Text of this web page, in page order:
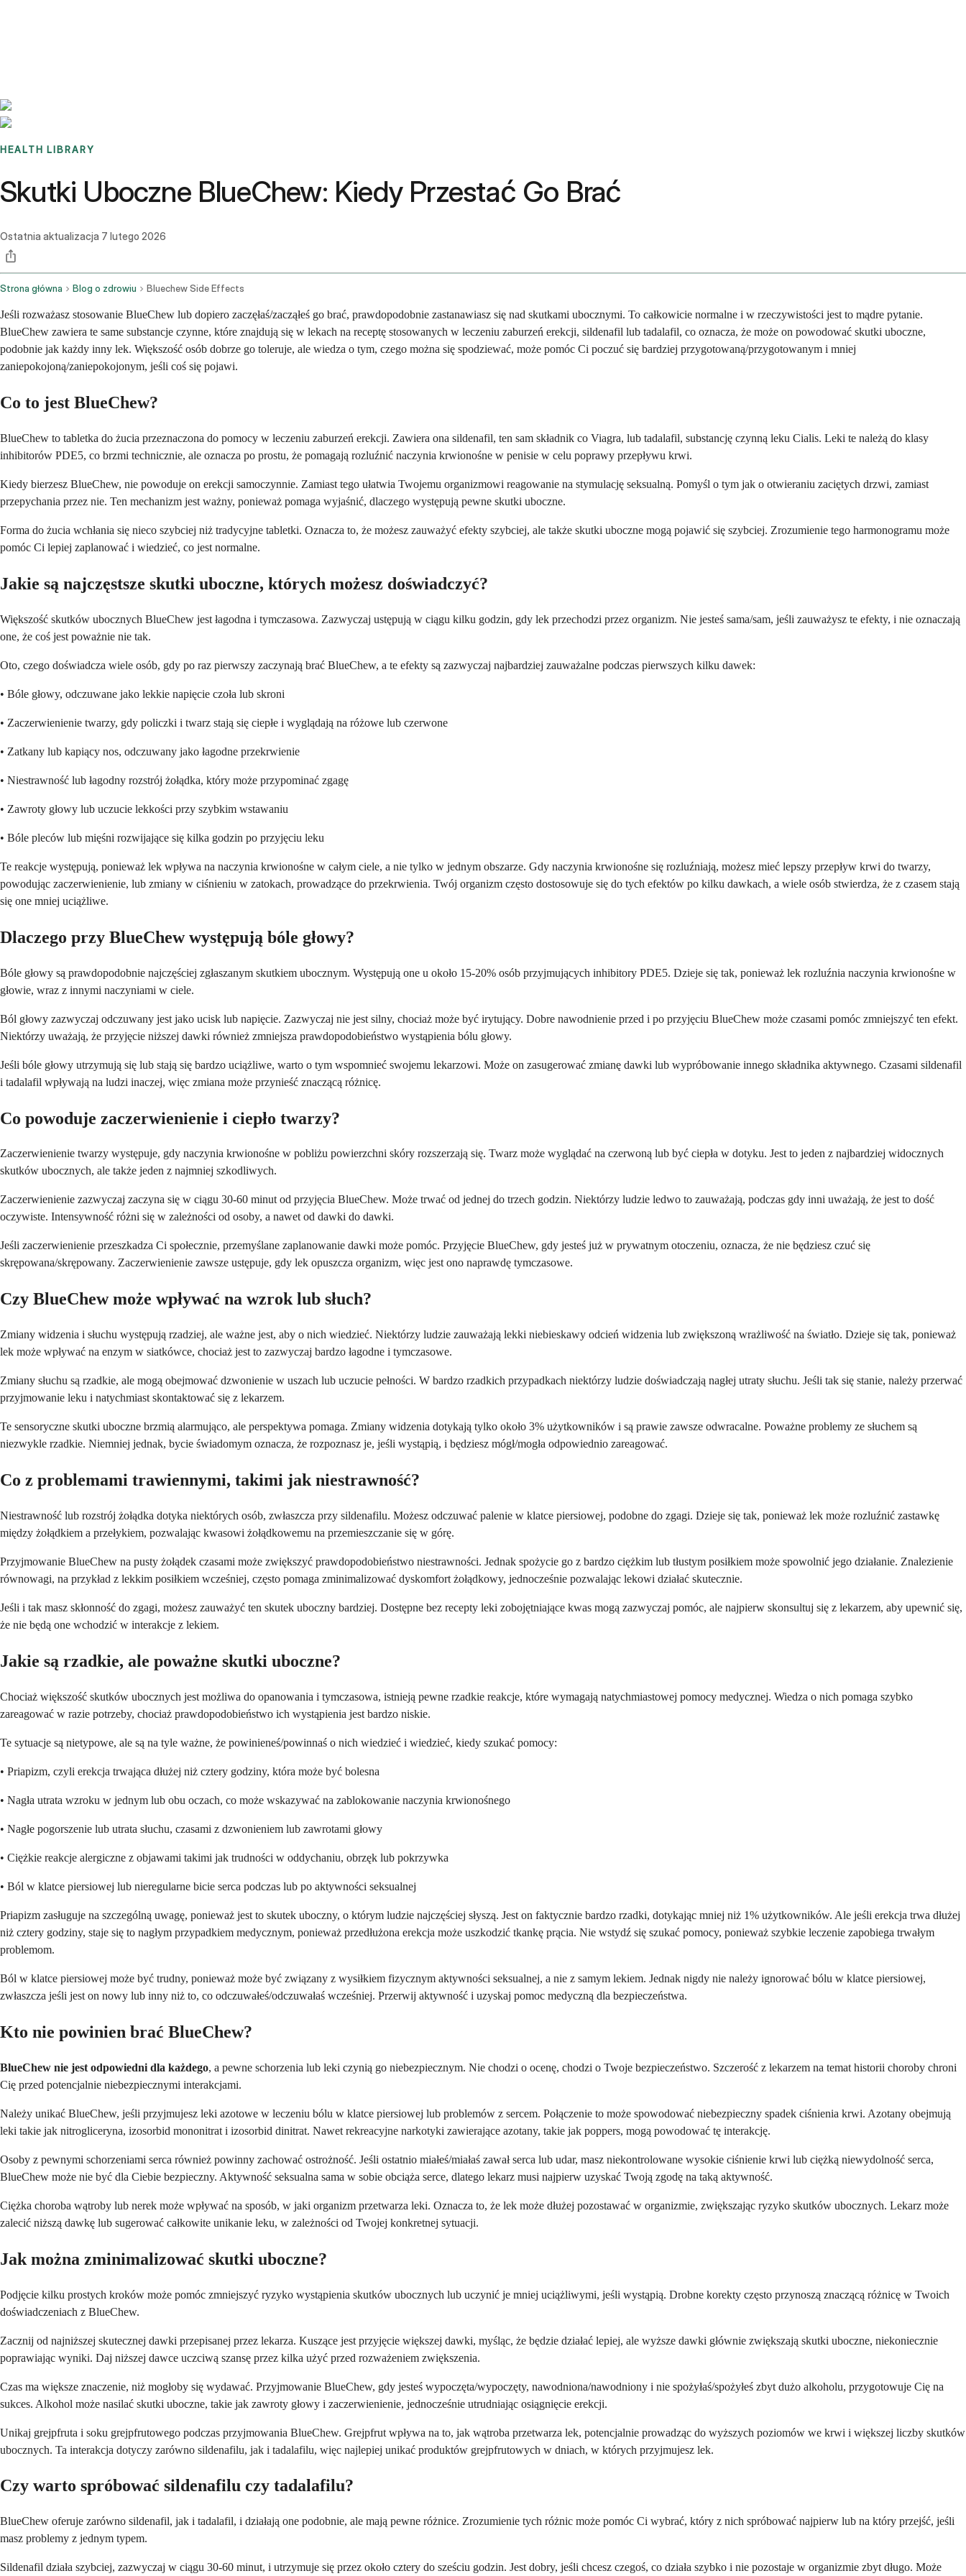
HEALTH LIBRARY
Skutki Uboczne BlueChew: Kiedy Przestać Go Brać
Ostatnia aktualizacja 7 lutego 2026
Strona główna Blog o zdrowiu Bluechew Side Effects
Jeśli rozważasz stosowanie BlueChew lub dopiero zaczęłaś/zacząłeś go brać, prawdopodobnie zastanawiasz się nad skutkami ubocznymi. To całkowicie normalne i w rzeczywistości jest to mądre pytanie.
BlueChew zawiera te same substancje czynne, które znajdują się w lekach na receptę stosowanych w leczeniu zaburzeń erekcji, sildenafil lub tadalafil, co oznacza, że ​​może on powodować skutki uboczne,
podobnie jak każdy inny lek. Większość osób dobrze go toleruje, ale wiedza o tym, czego można się spodziewać, może pomóc Ci poczuć się bardziej przygotowaną/przygotowanym i mniej
zaniepokojoną/zaniepokojonym, jeśli coś się pojawi.
Co to jest BlueChew?
BlueChew to tabletka do żucia przeznaczona do pomocy w leczeniu zaburzeń erekcji. Zawiera ona sildenafil, ten sam składnik co Viagra, lub tadalafil, substancję czynną leku Cialis. Leki te należą do klasy
inhibitorów PDE5, co brzmi technicznie, ale oznacza po prostu, że pomagają rozluźnić naczynia krwionośne w penisie w celu poprawy przepływu krwi.
Kiedy bierzesz BlueChew, nie powoduje on erekcji samoczynnie. Zamiast tego ułatwia Twojemu organizmowi reagowanie na stymulację seksualną. Pomyśl o tym jak o otwieraniu zaciętych drzwi, zamiast
przepychania przez nie. Ten mechanizm jest ważny, ponieważ pomaga wyjaśnić, dlaczego występują pewne skutki uboczne.
Forma do żucia wchłania się nieco szybciej niż tradycyjne tabletki. Oznacza to, że możesz zauważyć efekty szybciej, ale także skutki uboczne mogą pojawić się szybciej. Zrozumienie tego harmonogramu może
pomóc Ci lepiej zaplanować i wiedzieć, co jest normalne.
Jakie są najczęstsze skutki uboczne, których możesz doświadczyć?
Większość skutków ubocznych BlueChew jest łagodna i tymczasowa. Zazwyczaj ustępują w ciągu kilku godzin, gdy lek przechodzi przez organizm. Nie jesteś sama/sam, jeśli zauważysz te efekty, i nie oznaczają
one, że coś jest poważnie nie tak.
Oto, czego doświadcza wiele osób, gdy po raz pierwszy zaczynają brać BlueChew, a te efekty są zazwyczaj najbardziej zauważalne podczas pierwszych kilku dawek:
• Bóle głowy, odczuwane jako lekkie napięcie czoła lub skroni
• Zaczerwienienie twarzy, gdy policzki i twarz stają się ciepłe i wyglądają na różowe lub czerwone
• Zatkany lub kapiący nos, odczuwany jako łagodne przekrwienie
• Niestrawność lub łagodny rozstrój żołądka, który może przypominać zgagę
• Zawroty głowy lub uczucie lekkości przy szybkim wstawaniu
• Bóle pleców lub mięśni rozwijające się kilka godzin po przyjęciu leku
Te reakcje występują, ponieważ lek wpływa na naczynia krwionośne w całym ciele, a nie tylko w jednym obszarze. Gdy naczynia krwionośne się rozluźniają, możesz mieć lepszy przepływ krwi do twarzy,
powodując zaczerwienienie, lub zmiany w ciśnieniu w zatokach, prowadzące do przekrwienia. Twój organizm często dostosowuje się do tych efektów po kilku dawkach, a wiele osób stwierdza, że ​​z czasem stają
się one mniej uciążliwe.
Dlaczego przy BlueChew występują bóle głowy?
Bóle głowy są prawdopodobnie najczęściej zgłaszanym skutkiem ubocznym. Występują one u około 15-20% osób przyjmujących inhibitory PDE5. Dzieje się tak, ponieważ lek rozluźnia naczynia krwionośne w
głowie, wraz z innymi naczyniami w ciele.
Ból głowy zazwyczaj odczuwany jest jako ucisk lub napięcie. Zazwyczaj nie jest silny, chociaż może być irytujący. Dobre nawodnienie przed i po przyjęciu BlueChew może czasami pomóc zmniejszyć ten efekt.
Niektórzy uważają, że przyjęcie niższej dawki również zmniejsza prawdopodobieństwo wystąpienia bólu głowy.
Jeśli bóle głowy utrzymują się lub stają się bardzo uciążliwe, warto o tym wspomnieć swojemu lekarzowi. Może on zasugerować zmianę dawki lub wypróbowanie innego składnika aktywnego. Czasami sildenafil
i tadalafil wpływają na ludzi inaczej, więc zmiana może przynieść znaczącą różnicę.
Co powoduje zaczerwienienie i ciepło twarzy?
Zaczerwienienie twarzy występuje, gdy naczynia krwionośne w pobliżu powierzchni skóry rozszerzają się. Twarz może wyglądać na czerwoną lub być ciepła w dotyku. Jest to jeden z najbardziej widocznych
skutków ubocznych, ale także jeden z najmniej szkodliwych.
Zaczerwienienie zazwyczaj zaczyna się w ciągu 30-60 minut od przyjęcia BlueChew. Może trwać od jednej do trzech godzin. Niektórzy ludzie ledwo to zauważają, podczas gdy inni uważają, że jest to dość
oczywiste. Intensywność różni się w zależności od osoby, a nawet od dawki do dawki.
Jeśli zaczerwienienie przeszkadza Ci społecznie, przemyślane zaplanowanie dawki może pomóc. Przyjęcie BlueChew, gdy jesteś już w prywatnym otoczeniu, oznacza, że ​​nie będziesz czuć się
skrępowana/skrępowany. Zaczerwienienie zawsze ustępuje, gdy lek opuszcza organizm, więc jest ono naprawdę tymczasowe.
Czy BlueChew może wpływać na wzrok lub słuch?
Zmiany widzenia i słuchu występują rzadziej, ale ważne jest, aby o nich wiedzieć. Niektórzy ludzie zauważają lekki niebieskawy odcień widzenia lub zwiększoną wrażliwość na światło. Dzieje się tak, ponieważ
lek może wpływać na enzym w siatkówce, chociaż jest to zazwyczaj bardzo łagodne i tymczasowe.
Zmiany słuchu są rzadkie, ale mogą obejmować dzwonienie w uszach lub uczucie pełności. W bardzo rzadkich przypadkach niektórzy ludzie doświadczają nagłej utraty słuchu. Jeśli tak się stanie, należy przerwać
przyjmowanie leku i natychmiast skontaktować się z lekarzem.
Te sensoryczne skutki uboczne brzmią alarmująco, ale perspektywa pomaga. Zmiany widzenia dotykają tylko około 3% użytkowników i są prawie zawsze odwracalne. Poważne problemy ze słuchem są
niezwykle rzadkie. Niemniej jednak, bycie świadomym oznacza, że ​​rozpoznasz je, jeśli wystąpią, i będziesz mógł/mogła odpowiednio zareagować.
Co z problemami trawiennymi, takimi jak niestrawność?
Niestrawność lub rozstrój żołądka dotyka niektórych osób, zwłaszcza przy sildenafilu. Możesz odczuwać palenie w klatce piersiowej, podobne do zgagi. Dzieje się tak, ponieważ lek może rozluźnić zastawkę
między żołądkiem a przełykiem, pozwalając kwasowi żołądkowemu na przemieszczanie się w górę.
Przyjmowanie BlueChew na pusty żołądek czasami może zwiększyć prawdopodobieństwo niestrawności. Jednak spożycie go z bardzo ciężkim lub tłustym posiłkiem może spowolnić jego działanie. Znalezienie
równowagi, na przykład z lekkim posiłkiem wcześniej, często pomaga zminimalizować dyskomfort żołądkowy, jednocześnie pozwalając lekowi działać skutecznie.
Jeśli i tak masz skłonność do zgagi, możesz zauważyć ten skutek uboczny bardziej. Dostępne bez recepty leki zobojętniające kwas mogą zazwyczaj pomóc, ale najpierw skonsultuj się z lekarzem, aby upewnić się,
że nie będą one wchodzić w interakcje z lekiem.
Jakie są rzadkie, ale poważne skutki uboczne?
Chociaż większość skutków ubocznych jest możliwa do opanowania i tymczasowa, istnieją pewne rzadkie reakcje, które wymagają natychmiastowej pomocy medycznej. Wiedza o nich pomaga szybko
zareagować w razie potrzeby, chociaż prawdopodobieństwo ich wystąpienia jest bardzo niskie.
Te sytuacje są nietypowe, ale są na tyle ważne, że powinieneś/powinnaś o nich wiedzieć i wiedzieć, kiedy szukać pomocy:
• Priapizm, czyli erekcja trwająca dłużej niż cztery godziny, która może być bolesna
• Nagła utrata wzroku w jednym lub obu oczach, co może wskazywać na zablokowanie naczynia krwionośnego
• Nagłe pogorszenie lub utrata słuchu, czasami z dzwonieniem lub zawrotami głowy
• Ciężkie reakcje alergiczne z objawami takimi jak trudności w oddychaniu, obrzęk lub pokrzywka
• Ból w klatce piersiowej lub nieregularne bicie serca podczas lub po aktywności seksualnej
Priapizm zasługuje na szczególną uwagę, ponieważ jest to skutek uboczny, o którym ludzie najczęściej słyszą. Jest on faktycznie bardzo rzadki, dotykając mniej niż 1% użytkowników. Ale jeśli erekcja trwa dłużej
niż cztery godziny, staje się to nagłym przypadkiem medycznym, ponieważ przedłużona erekcja może uszkodzić tkankę prącia. Nie wstydź się szukać pomocy, ponieważ szybkie leczenie zapobiega trwałym
problemom.
Ból w klatce piersiowej może być trudny, ponieważ może być związany z wysiłkiem fizycznym aktywności seksualnej, a nie z samym lekiem. Jednak nigdy nie należy ignorować bólu w klatce piersiowej,
zwłaszcza jeśli jest on nowy lub inny niż to, co odczuwałeś/odczuwałaś wcześniej. Przerwij aktywność i uzyskaj pomoc medyczną dla bezpieczeństwa.
Kto nie powinien brać BlueChew?
BlueChew nie jest odpowiedni dla każdego, a pewne schorzenia lub leki czynią go niebezpiecznym. Nie chodzi o ocenę, chodzi o Twoje bezpieczeństwo. Szczerość z lekarzem na temat historii choroby chroni
Cię przed potencjalnie niebezpiecznymi interakcjami.
Należy unikać BlueChew, jeśli przyjmujesz leki azotowe w leczeniu bólu w klatce piersiowej lub problemów z sercem. Połączenie to może spowodować niebezpieczny spadek ciśnienia krwi. Azotany obejmują
leki takie jak nitrogliceryna, izosorbid mononitrat i izosorbid dinitrat. Nawet rekreacyjne narkotyki zawierające azotany, takie jak poppers, mogą powodować tę interakcję.
Osoby z pewnymi schorzeniami serca również powinny zachować ostrożność. Jeśli ostatnio miałeś/miałaś zawał serca lub udar, masz niekontrolowane wysokie ciśnienie krwi lub ciężką niewydolność serca,
BlueChew może nie być dla Ciebie bezpieczny. Aktywność seksualna sama w sobie obciąża serce, dlatego lekarz musi najpierw uzyskać Twoją zgodę na taką aktywność.
Ciężka choroba wątroby lub nerek może wpływać na sposób, w jaki organizm przetwarza leki. Oznacza to, że lek może dłużej pozostawać w organizmie, zwiększając ryzyko skutków ubocznych. Lekarz może
zalecić niższą dawkę lub sugerować całkowite unikanie leku, w zależności od Twojej konkretnej sytuacji.
Jak można zminimalizować skutki uboczne?
Podjęcie kilku prostych kroków może pomóc zmniejszyć ryzyko wystąpienia skutków ubocznych lub uczynić je mniej uciążliwymi, jeśli wystąpią. Drobne korekty często przynoszą znaczącą różnicę w Twoich
doświadczeniach z BlueChew.
Zacznij od najniższej skutecznej dawki przepisanej przez lekarza. Kuszące jest przyjęcie większej dawki, myśląc, że będzie działać lepiej, ale wyższe dawki głównie zwiększają skutki uboczne, niekoniecznie
poprawiając wyniki. Daj niższej dawce uczciwą szansę przez kilka użyć przed rozważeniem zwiększenia.
Czas ma większe znaczenie, niż mogłoby się wydawać. Przyjmowanie BlueChew, gdy jesteś wypoczęta/wypoczęty, nawodniona/nawodniony i nie spożyłaś/spożyłeś zbyt dużo alkoholu, przygotowuje Cię na
sukces. Alkohol może nasilać skutki uboczne, takie jak zawroty głowy i zaczerwienienie, jednocześnie utrudniając osiągnięcie erekcji.
Unikaj grejpfruta i soku grejpfrutowego podczas przyjmowania BlueChew. Grejpfrut wpływa na to, jak wątroba przetwarza lek, potencjalnie prowadząc do wyższych poziomów we krwi i większej liczby skutków
ubocznych. Ta interakcja dotyczy zarówno sildenafilu, jak i tadalafilu, więc najlepiej unikać produktów grejpfrutowych w dniach, w których przyjmujesz lek.
Czy warto spróbować sildenafilu czy tadalafilu?
BlueChew oferuje zarówno sildenafil, jak i tadalafil, i działają one podobnie, ale mają pewne różnice. Zrozumienie tych różnic może pomóc Ci wybrać, który z nich spróbować najpierw lub na który przejść, jeśli
masz problemy z jednym typem.
Sildenafil działa szybciej, zazwyczaj w ciągu 30-60 minut, i utrzymuje się przez około cztery do sześciu godzin. Jest dobry, jeśli chcesz czegoś, co działa szybko i nie pozostaje w organizmie zbyt długo. Może